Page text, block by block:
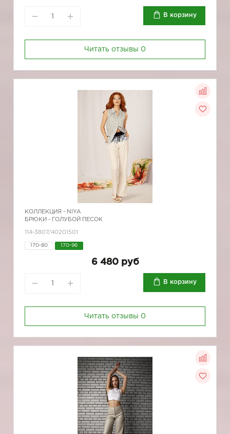
В корзину
Читать отзывы 0
КОЛЛЕКЦИЯ - NIYA
БРЮКИ - ГОЛУБОЙ ПЕСОК
114-3807/40201501
170-80 170-96
6 480 руб
В корзину
Читать отзывы 0